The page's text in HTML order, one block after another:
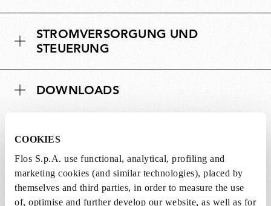
COOKIES
Flos S.p.A. use functional, analytical, profiling and
marketing cookies (and similar technologies), placed by
themselves and third parties, in order to measure the use
of, optimise and further develop our website, as well as for
STROMVERSORGUNG UND
STEUERUNG
DOWNLOADS
Leuchtmittel nicht enthalten
Die Leuchtmittel für dieses Produkt müssen
separat eingekauft werden. Sie können unter